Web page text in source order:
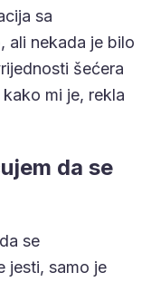
sa
ali nekada je bilo
šećera
mi je, rekla
da se
se
jesti, samo je